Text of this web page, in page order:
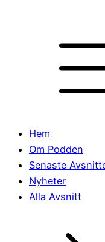
Hem
Om Podden
Senaste
Nyheter
Alla Avsnitt